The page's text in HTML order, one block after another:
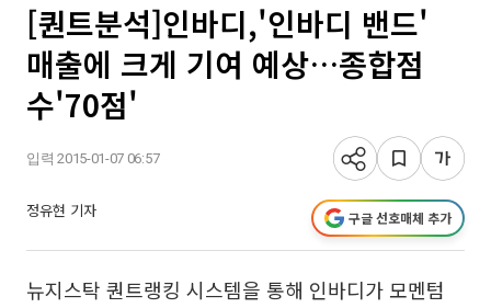
[퀀트분석]인바디,'인바디 밴드'
매출에 크게 기여 예상…종합점
수'70점'
입력 2015-01-07 06:57
정유현 기자 구글 선호매체 추가
뉴지스탁 퀀트랭킹 시스템을 통해 인바디가 모멘텀